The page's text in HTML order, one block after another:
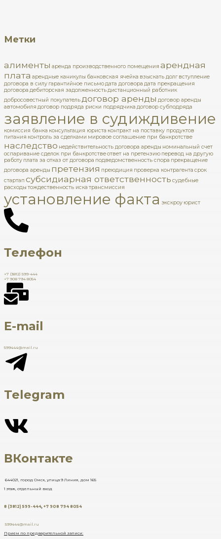
Метки
алименты аренда производственного помещения арендная
плата арендные каникулы банковская ячейка взыскать долг вступление
договора в силу гарантийное письмодата договора дата прекращения
договора дебиторская задолженностьдистанционный работник
добросовестный покупатель договор аренды договор аренды
автомобиля договор подряда риски подрядчика договор субподряда
заявление в судиждивение
комиссия банка консультация юриста контракт на поставку продуктов
питания контроль за сделками мировое соглашение при банкротстве
наследство недействительность договора аренды номинальный счет
оспаривание сделок при банкротствеответ на претензию перевод на другую
работу плата за отказ от договора подведомственность спора прекращение
договора аренды претензия преюдиция проверка контрагента срок
стартап субсидиарная ответственность судебные
расходы тождественность иска трансмиссия
установление факта экскроу юрист
Телефон
+7 (3812) 599-444
+7 908 794 8054
E-mail
599444@mail.ru
Telegram
ВКонтакте
644021, город Омск, улица 9 Линия, дом 165
1 этаж, отдельный вход
8 (3812) 599-444 +7 908 794 8054
599444@mail.ru
Прием по предварительной записи: